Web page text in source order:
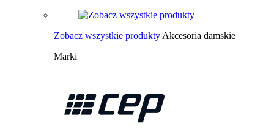
Zobacz wszystkie produkty Akcesoria damskie
Marki